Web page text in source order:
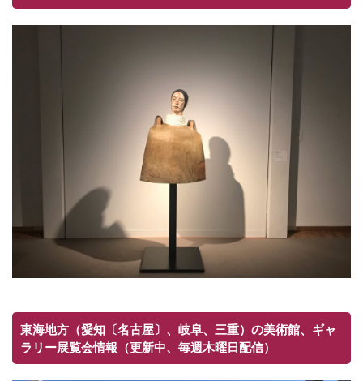
東海地方（愛知〔名古屋〕、岐阜、三重）の美術館、ギャ
ラリー展覧会情報（更新中、毎週木曜日配信）